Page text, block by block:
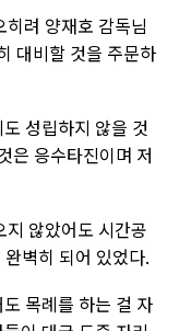
려 양재호 감독님
대비할 것을 주문하
성립하지 않을 것
은 응수타진이며 저
않았어도 시간공
벽히 되어 있었다.
목례를 하는 걸 자